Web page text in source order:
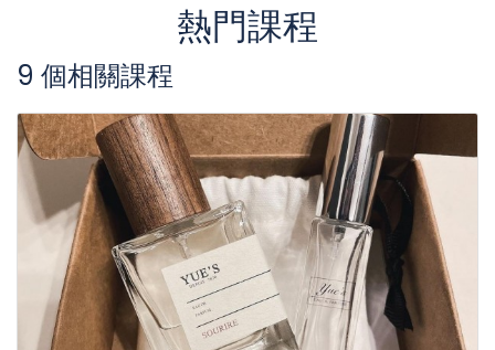
熱門課程
9 個相關課程